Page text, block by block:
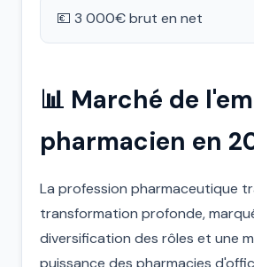
💶 3 000€ brut en net
📊 Marché de
pharmacien en
La profession pharmaceutique
transformation profonde,
diversification des rôles et une
puissance des pharmacies